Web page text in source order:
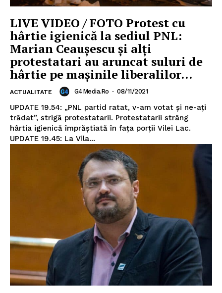
Un proiect
FREEDOM HOUSE ROMÂNIA
PRESShub
Despre noi / Echipa
LIVE VIDEO / FOTO Protest cu
hârtie igienică la sediul PNL:
Marian Ceaușescu și alți
protestatari au aruncat suluri de
hârtie pe mașinile liberalilor...
ACTUALITATE G4Media.ro - 08/11/2021
UPDATE 19.54: „PNL partid ratat, v-am votat și ne-ați
trădat”, strigă protestatarii. Protestatarii strâng
hârtia igienică împrăștiată în fața porții Vilei Lac.
UPDATE 19.45: La Vila...